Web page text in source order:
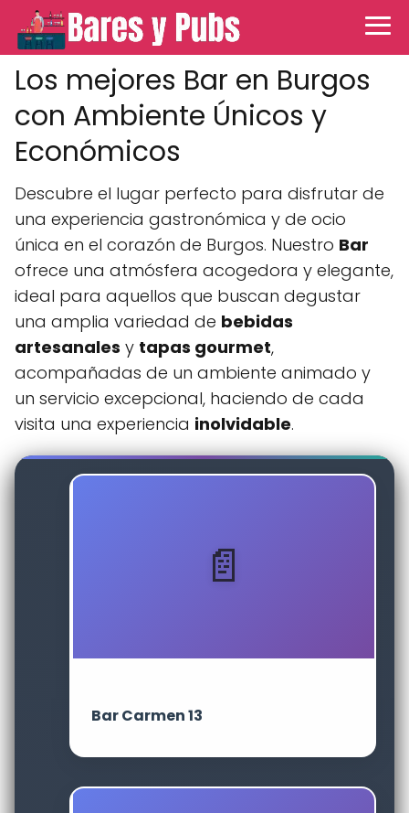
Los mejores Bar en Burgos
con Ambiente Únicos y
Económicos
Descubre el lugar perfecto para disfrutar de
una experiencia gastronómica y de ocio
única en el corazón de Burgos. Nuestro Bar
ofrece una atmósfera acogedora y elegante,
ideal para aquellos que buscan degustar
una amplia variedad de bebidas
artesanales y tapas gourmet,
acompañadas de un ambiente animado y
un servicio excepcional, haciendo de cada
visita una experiencia inolvidable.
Bar Carmen 13